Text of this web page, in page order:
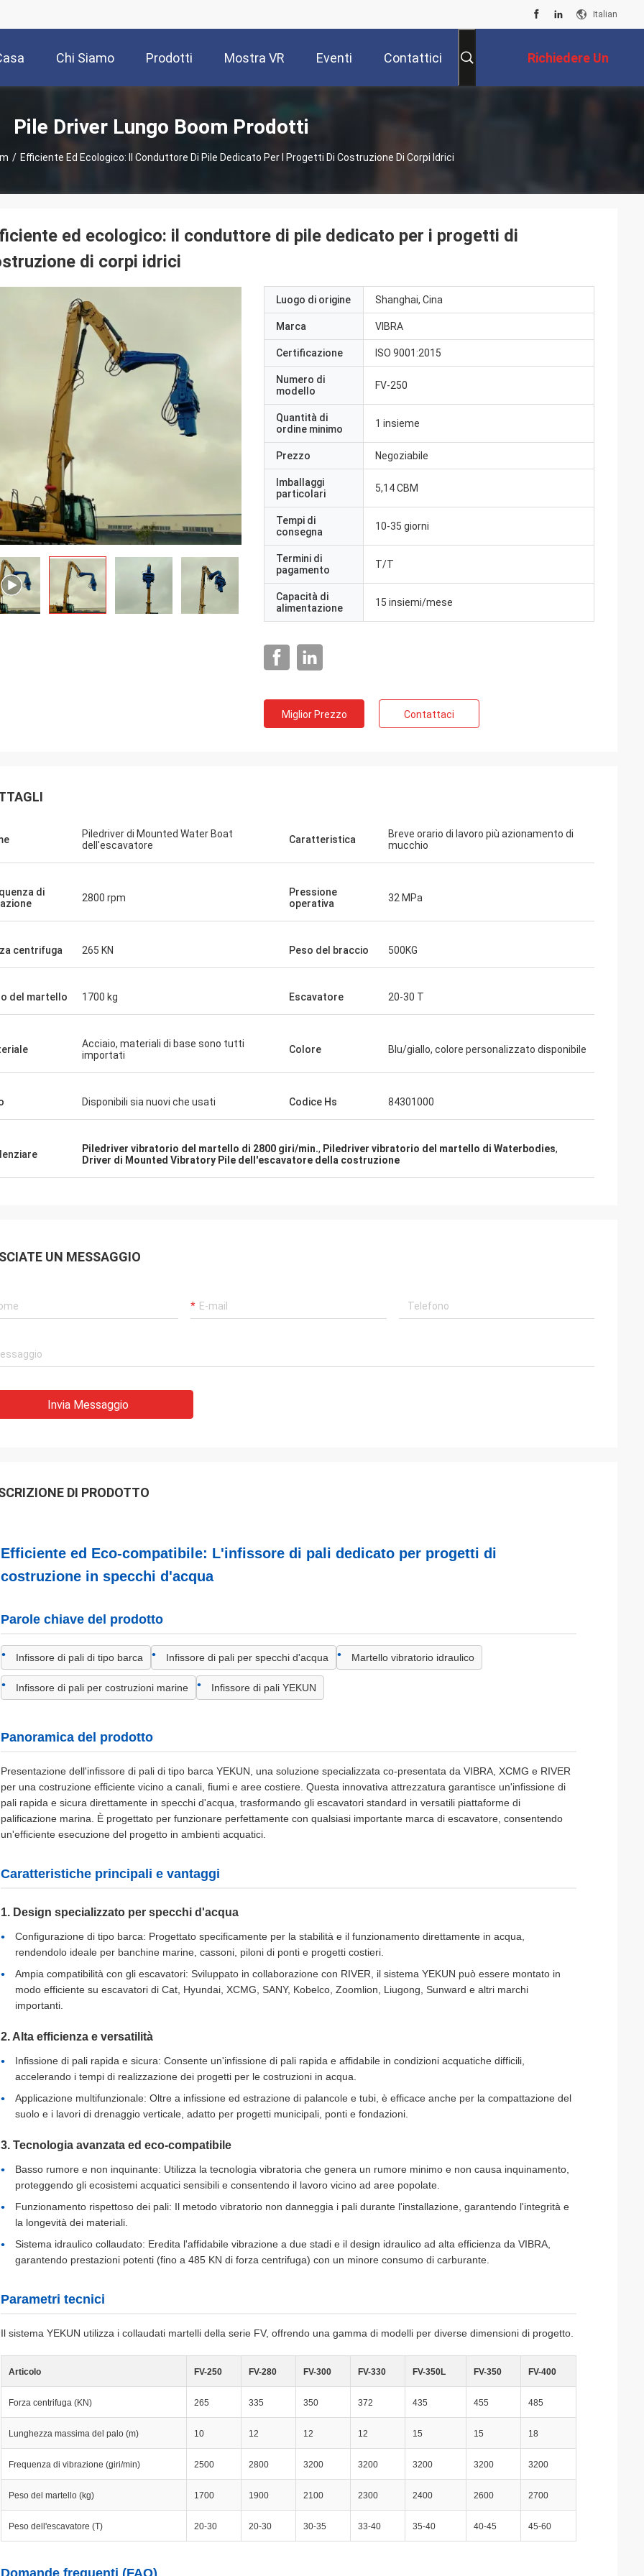
Italian
Chi Siamo Prodotti Mostra VR Eventi Contattici Richiedere Un
Preventivo
Pile Driver Lungo Boom Prodotti
/ Efficiente Ed Ecologico: Il Conduttore Di Pile Dedicato Per I Progetti Di Costruzione Di Corpi Idrici
ed ecologico: il conduttore di pile dedicato per i progetti di
di corpi idrici
Luogo di origine Shanghai, Cina
Marca VIBRA
Certificazione ISO 9001:2015
Numero di
modello
FV-250
Quantità di
ordine minimo
1 insieme
Prezzo Negoziabile
Imballaggi
particolari
5,14 CBM
Tempi di
consegna
10-35 giorni
Termini di
pagamento
T/T
Capacità di
alimentazione
15 insiemi/mese
Miglior Prezzo Contattaci
Piledriver di Mounted Water Boat
dell'escavatore
Caratteristica
Breve orario di lavoro più azionamento di
mucchio
di
2800 rpm
Pressione
operativa
32 MPa
centrifuga 265 KN Peso del braccio 500KG
del martello 1700 kg Escavatore 20-30 T
Acciaio, materiali di base sono tutti
importati
Colore Blu/giallo, colore personalizzato disponibile
Disponibili sia nuovi che usati Codice Hs 84301000
Piledriver vibratorio del martello di 2800 giri/min., Piledriver vibratorio del martello di Waterbodies,
Driver di Mounted Vibratory Pile dell'escavatore della costruzione
UN MESSAGGIO
Invia Messaggio
DI PRODOTTO
Efficiente ed Eco-compatibile: L'infissore di pali dedicato per progetti di
costruzione in specchi d'acqua
Parole chiave del prodotto
Infissore di pali di tipo barca Infissore di pali per specchi d'acqua Martello vibratorio idraulico
Infissore di pali per costruzioni marine Infissore di pali YEKUN
Panoramica del prodotto
Presentazione dell'infissore di pali di tipo barca YEKUN, una soluzione specializzata co-presentata da VIBRA, XCMG e RIVER
per una costruzione efficiente vicino a canali, fiumi e aree costiere. Questa innovativa attrezzatura garantisce un'infissione di
pali rapida e sicura direttamente in specchi d'acqua, trasformando gli escavatori standard in versatili piattaforme di
palificazione marina. È progettato per funzionare perfettamente con qualsiasi importante marca di escavatore, consentendo
un'efficiente esecuzione del progetto in ambienti acquatici.
Caratteristiche principali e vantaggi
1. Design specializzato per specchi d'acqua
Configurazione di tipo barca: Progettato specificamente per la stabilità e il funzionamento direttamente in acqua,
rendendolo ideale per banchine marine, cassoni, piloni di ponti e progetti costieri.
Ampia compatibilità con gli escavatori: Sviluppato in collaborazione con RIVER, il sistema YEKUN può essere montato in
modo efficiente su escavatori di Cat, Hyundai, XCMG, SANY, Kobelco, Zoomlion, Liugong, Sunward e altri marchi
importanti.
2. Alta efficienza e versatilità
Infissione di pali rapida e sicura: Consente un'infissione di pali rapida e affidabile in condizioni acquatiche difficili,
accelerando i tempi di realizzazione dei progetti per le costruzioni in acqua.
Applicazione multifunzionale: Oltre a infissione ed estrazione di palancole e tubi, è efficace anche per la compattazione del
suolo e i lavori di drenaggio verticale, adatto per progetti municipali, ponti e fondazioni.
3. Tecnologia avanzata ed eco-compatibile
Basso rumore e non inquinante: Utilizza la tecnologia vibratoria che genera un rumore minimo e non causa inquinamento,
proteggendo gli ecosistemi acquatici sensibili e consentendo il lavoro vicino ad aree popolate.
Funzionamento rispettoso dei pali: Il metodo vibratorio non danneggia i pali durante l'installazione, garantendo l'integrità e
la longevità dei materiali.
Sistema idraulico collaudato: Eredita l'affidabile vibrazione a due stadi e il design idraulico ad alta efficienza da VIBRA,
garantendo prestazioni potenti (fino a 485 KN di forza centrifuga) con un minore consumo di carburante.
Parametri tecnici
Il sistema YEKUN utilizza i collaudati martelli della serie FV, offrendo una gamma di modelli per diverse dimensioni di progetto.
Articolo FV-250 FV-280 FV-300 FV-330 FV-350L FV-350 FV-400
Forza centrifuga (KN) 265 335 350 372 435 455 485
Lunghezza massima del palo (m) 10 12 12 12 15 15 18
Frequenza di vibrazione (giri/min) 2500 2800 3200 3200 3200 3200 3200
Peso del martello (kg) 1700 1900 2100 2300 2400 2600 2700
Peso dell'escavatore (T) 20-30 20-30 30-35 33-40 35-40 40-45 45-60
Domande frequenti (FAQ)